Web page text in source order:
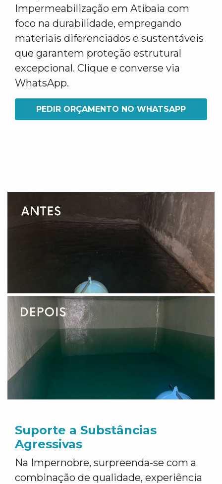
Impermeabilização em Atibaia com
foco na durabilidade, empregando
materiais diferenciados e sustentáveis
que garantem proteção estrutural
excepcional. Clique e converse via
WhatsApp.
PEDIR ORÇAMENTO NO WHATSAPP
Suporte a Substâncias
Agressivas
Na Impernobre, surpreenda-se com a
combinação de qualidade, experiência